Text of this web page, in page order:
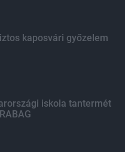
kaposvári győzelem
iskola tantermét